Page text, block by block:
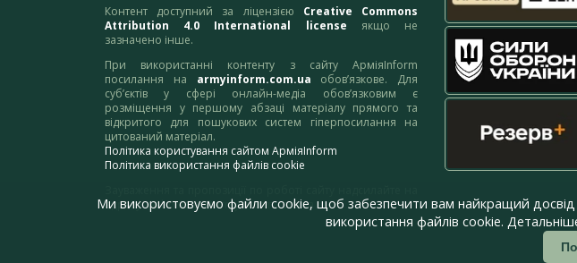
Контент доступний за ліцензією Creative Commons
Attribution 4.0 International license якщо не
зазначено інше.
При використанні контенту з сайту АрміяInform
посилання на armyinform.com.ua обов’язкове. Для
суб’єктів у сфері онлайн-медіа обов’язковим є
розміщення у першому абзаці матеріалу прямого та
відкритого для пошукових систем гіперпосилання на
цитований матеріал.
Політика користування сайтом АрміяInform
Політика використання файлів cookie
адресу:webmaster@armyinform.com.ua
Ми використовуємо файли cookie, щоб забезпечити вам найкращий
використання файлів cookie.